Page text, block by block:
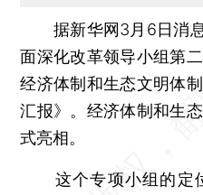
据新华网3月6日消息
面深化改革领导小组第
经济体制和生态文明体
汇报》。经济体制和生
式亮相。
这个专项小组的定